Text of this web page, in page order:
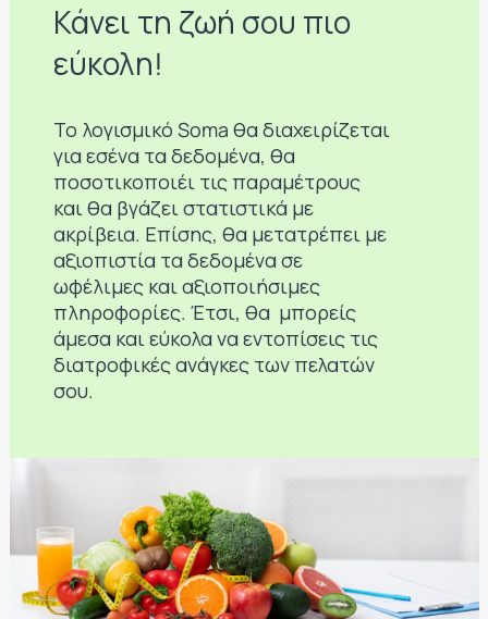
Κάνει τη ζωή σου πιο
εύκολη!
Το λογισμικό Soma θα διαχειρίζεται
για εσένα τα δεδομένα, θα
ποσοτικοποιέι τις παραμέτρους
και θα βγάζει στατιστικά με
ακρίβεια. Επίσης, θα μετατρέπει με
αξιοπιστία τα δεδομένα σε
ωφέλιμες και αξιοποιήσιμες
πληροφορίες. Έτσι, θα μπορείς
άμεσα και εύκολα να εντοπίσεις τις
διατροφικές ανάγκες των πελατών
σου.